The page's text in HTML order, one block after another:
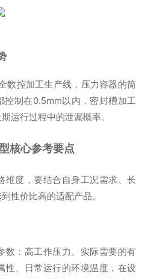
数控加工生产线，压力容器的筒
控制在0.5mm以内，密封槽加工
运行过程中的泄漏概率。
核心参考要点
维度，要结合自身工况需求、长
性价比高的适配产品。
数：高工作压力、实际需要的有
性、日常运行的环境温度，在设